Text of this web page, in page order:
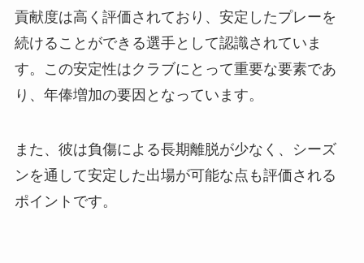
貢献度は高く評価されており、安定したプレーを
続けることができる選手として認識されていま
す。この安定性はクラブにとって重要な要素であ
り、年俸増加の要因となっています。
また、彼は負傷による長期離脱が少なく、シーズ
ンを通して安定した出場が可能な点も評価される
ポイントです。